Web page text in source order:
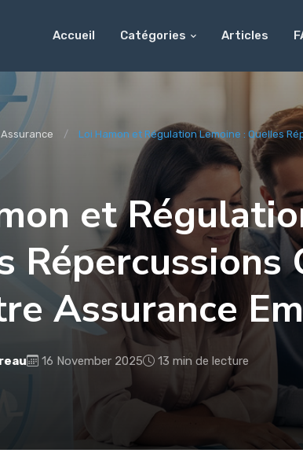
Accueil Catégories Articles
Assurance Loi Hamon et Régulation Lemoine : Quelles
et
Répercussions
Assurance
16 November 2025 13 min de lecture